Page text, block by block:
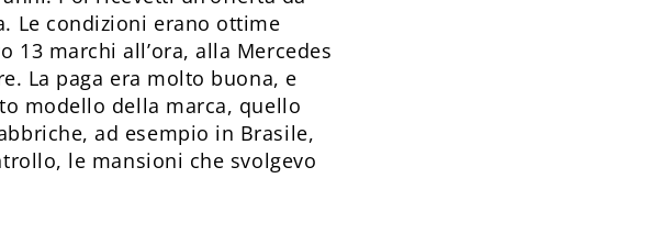
Le condizioni erano ottime
13 marchi all’ora, alla Mercedes
La paga era molto buona, e
modello della marca, quello
ad esempio in Brasile,
le mansioni che svolgevo